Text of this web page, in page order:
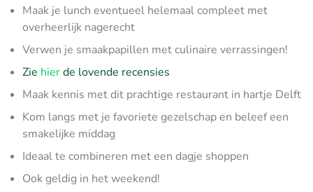
Maak je lunch eventueel helemaal compleet met
overheerlijk nagerecht
Verwen je smaakpapillen met culinaire verrassingen!
Zie hierde lovende recensies
Maak kennis met dit prachtige restaurant in hartje Delft
Kom langs met je favoriete gezelschap en beleef een
smakelijke middag
Ideaal te combineren met een dagje shoppen
Ook geldig in het weekend!